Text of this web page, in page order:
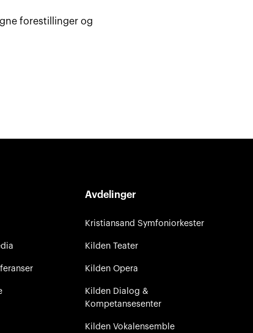
forestillinger og
Avdelinger
Kristiansand Symfoniorkester
Kilden Teater
Kilden Opera
Kilden Dialog &
Kompetansesenter
Kilden Vokalensemble